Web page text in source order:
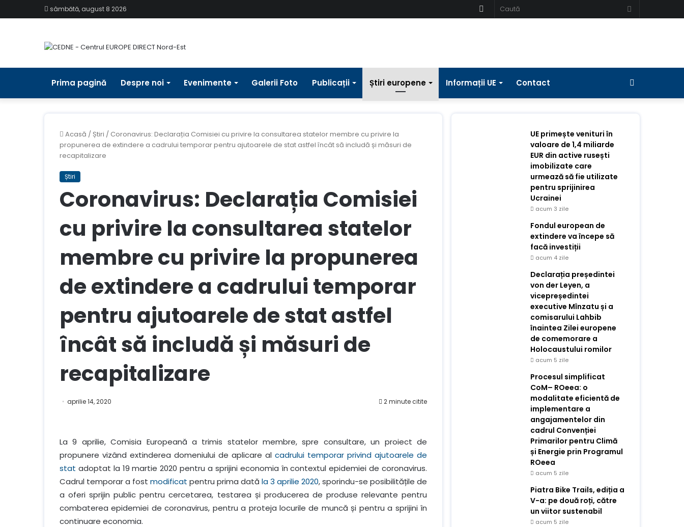
sâmbătă, august 8 2026 Caută
Schimbați
Prima pagină Despre noi Evenimente Galerii Foto Publicații Știri europene Informații UE Contact
Acasă / Știri / Coronavirus: Declarația Comisiei cu privire la consultarea statelor membre cu privire la
propunerea de extindere a cadrului temporar pentru ajutoarele de stat astfel încât să includă și măsuri de
recapitalizare
Știri
Coronavirus: Declarația Comisiei
cu privire la consultarea statelor
membre cu privire la propunerea
de extindere a cadrului temporar
pentru ajutoarele de stat astfel
încât să includă și măsuri de
recapitalizare
aprilie 14, 2020 2 minute citite
La 9 aprilie, Comisia Europeană a trimis statelor membre, spre consultare, un proiect de
propunere vizând extinderea domeniului de aplicare al cadrului temporar privind ajutoarele de
stat adoptat la 19 martie 2020 pentru a sprijini economia în contextul epidemiei de coronavirus.
Cadrul temporar a fost modificat pentru prima dată la 3 aprilie 2020, sporindu-se posibilitățile de
a oferi sprijin public pentru cercetarea, testarea și producerea de produse relevante pentru
combaterea epidemiei de coronavirus, pentru a proteja locurile de muncă și pentru a sprijini în
continuare economia.
UE primește venituri în
valoare de 1,4 miliarde
EUR din active rusești
imobilizate care
urmează să fie utilizate
pentru sprijinirea
Ucrainei
acum 3 zile
Fondul european de
extindere va începe să
facă investiții
acum 4 zile
Declarația președintei
von der Leyen, a
vicepreședintei
executive Mînzatu și a
comisarului Lahbib
înaintea Zilei europene
de comemorare a
Holocaustului romilor
acum 5 zile
Procesul simplificat
CoM– ROeea: o
modalitate eficientă de
implementare a
angajamentelor din
cadrul Convenției
Primarilor pentru Climă
și Energie prin Programul
ROeea
acum 5 zile
Piatra Bike Trails, ediția a
V-a: pe două roți, către
un viitor sustenabil
acum 5 zile